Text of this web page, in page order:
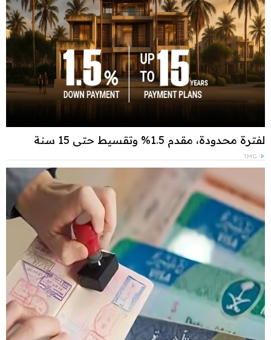
لفترة محدودة، مقدم 1.5% وتقسيط حتى 15 سنة
TMG